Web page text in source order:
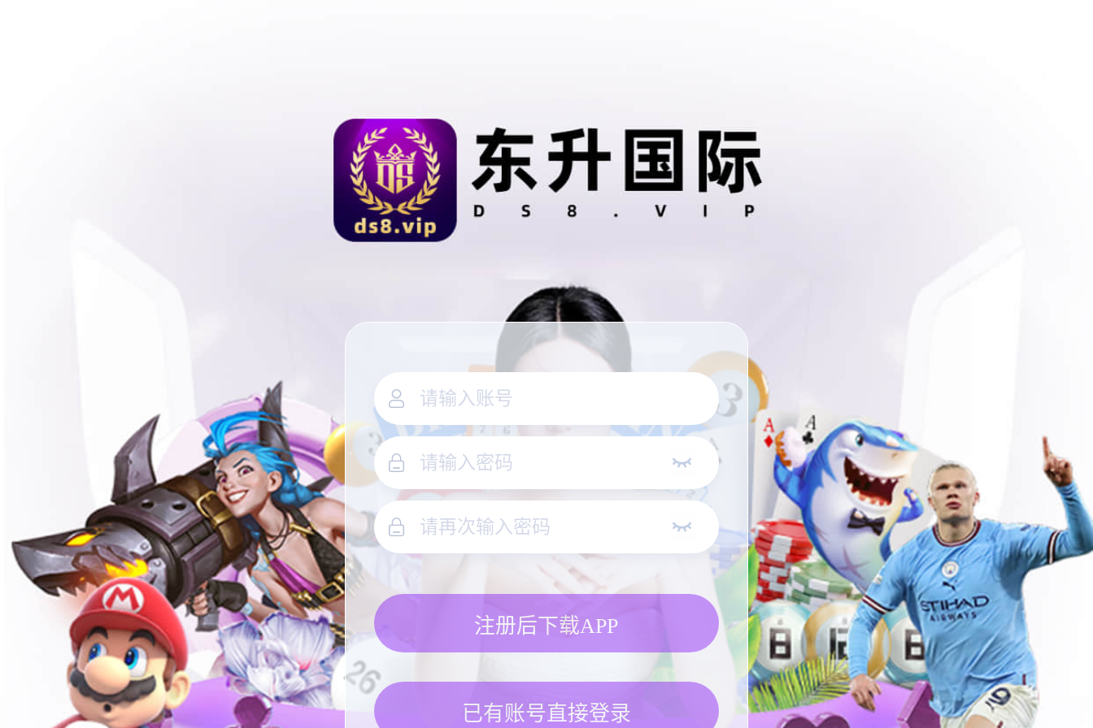
注册后下载APP
已有账号直接登录